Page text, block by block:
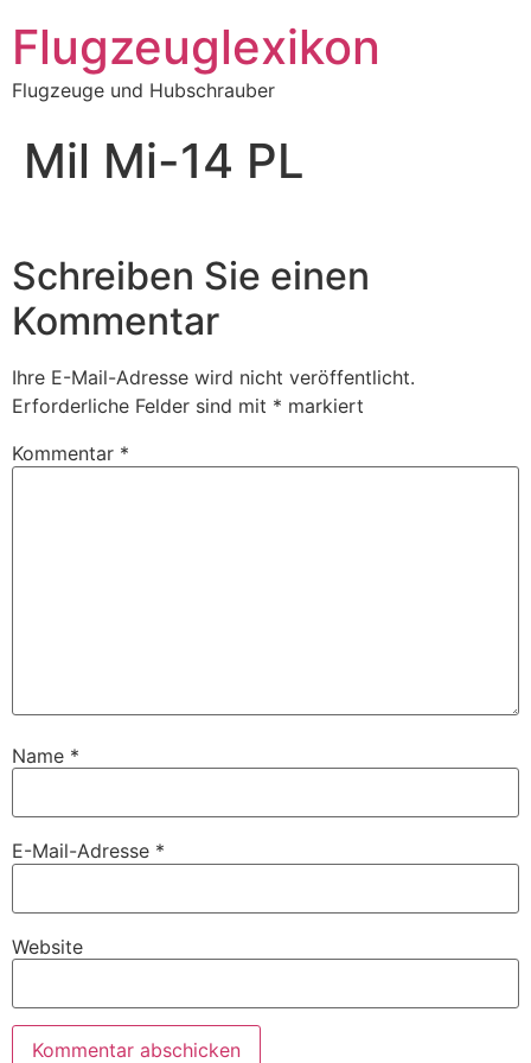
Inhalt
springen
Flugzeuglexikon
Flugzeuge und Hubschrauber
Mil Mi-14 PL
Schreiben Sie einen
Kommentar
Ihre E-Mail-Adresse wird nicht veröffentlicht.
Erforderliche Felder sind mit * markiert
Kommentar *
Name *
E-Mail-Adresse *
Website